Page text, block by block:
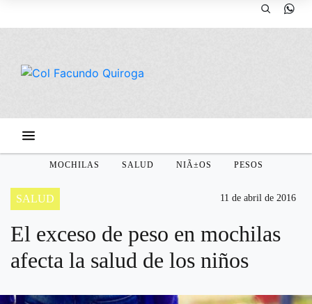
MOCHILAS SALUD NIÃ±OS PESOS
SALUD 11 de abril de 2016
El exceso de peso en mochilas
afecta la salud de los niños